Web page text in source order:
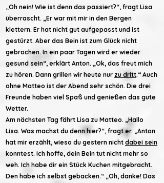
„Oh nein! Wie ist denn das passiert?“, fragt Lisa
überrascht. „Er war mit mir in den Bergen
klettern. Er hat nicht gut aufgepasst und ist
gestürzt. Aber das Bein ist zum Glück nicht
gebrochen. In ein paar Tagen wird er wieder
gesund sein“, erklärt Anton. „Ok, das freut mich
zu hören. Dann grillen wir heute nur zu dritt.“ Auch
ohne Matteo ist der Abend sehr schön. Die drei
Freunde haben viel Spaß und genießen das gute
Wetter.
Am nächsten Tag fährt Lisa zu Matteo. „Hallo
Lisa. Was machst du denn hier?“, fragt er. „Anton
hat mir erzählt, wieso du gestern nicht dabei sein
konntest. Ich hoffe, dein Bein tut nicht mehr so
weh. Ich habe dir ein Stück Kuchen mitgebracht.
Den habe ich selbst gebacken.“ „Oh, danke! Das